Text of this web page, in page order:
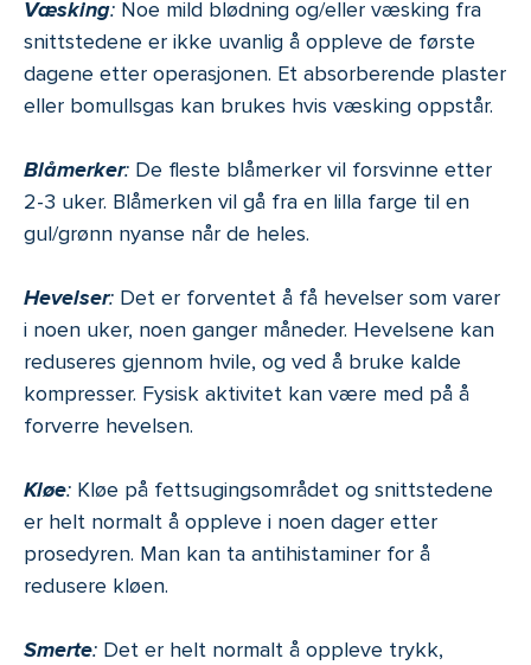
Væsking: Noe mild blødning og/eller væsking fra
snittstedene er ikke uvanlig å oppleve de første
dagene etter operasjonen. Et absorberende plaster
eller bomullsgas kan brukes hvis væsking oppstår.
Blåmerker: De fleste blåmerker vil forsvinne etter
2-3 uker. Blåmerken vil gå fra en lilla farge til en
gul/grønn nyanse når de heles.
Hevelser: Det er forventet å få hevelser som varer
i noen uker, noen ganger måneder. Hevelsene kan
reduseres gjennom hvile, og ved å bruke kalde
kompresser. Fysisk aktivitet kan være med på å
forverre hevelsen.
Kløe: Kløe på fettsugingsområdet og snittstedene
er helt normalt å oppleve i noen dager etter
prosedyren. Man kan ta antihistaminer for å
redusere kløen.
Smerte: Det er helt normalt å oppleve trykk,